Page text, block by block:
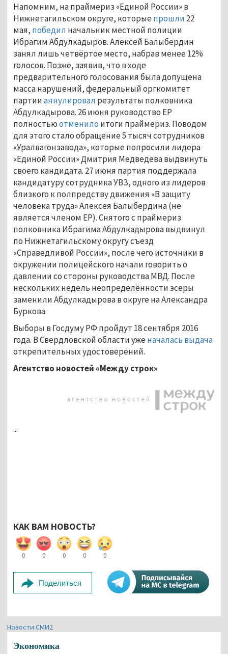
Напомним, на праймериз «Единой России» в
Нижнетагильском округе, которые прошли 22
мая, победил начальник местной полиции
Ибрагим Абдулкадыров. Алексей Балыбердин
занял лишь четвёртое место, набрав менее 12%
голосов. Позже, заявив, что в ходе
предварительного голосования была допущена
масса нарушений, федеральный оргкомитет
партиианнулировал результаты полковника
Абдулкадырова. 26 июня руководство ЕР
полностьюотменило итоги праймериз. Поводом
для этого стало обращение 5 тысяч сотрудников
«Уралвагонзавода», которые попросили лидера
«Единой России» Дмитрия Медведева выдвинуть
своего кандидата. 27 июня партия поддержала
кандидатуру сотрудника УВЗ, одного из лидеров
близкого к полпредству движения «В защиту
человека труда» Алексея Балыбердина (не
является членом ЕР). Снятого с праймериз
полковника Ибрагима Абдулкадырова выдвинул
по Нижнетагильскому округу съезд
«Справедливой России», после чего источники в
окружении полицейского начали говорить о
давлении со стороны руководства МВД. После
нескольких недель неопределённости эсеры
заменили Абдулкадырова в округе на Александра
Буркова.
Выборы в Госдуму РФ пройдут 18 сентября 2016
года. В Свердловской области уже началась выдача
открепительных удостоверений.
Агентство новостей «Между строк»
...
КАК ВАМ НОВОСТЬ?
0 0 0 0 0
Поделиться
Новости СМИ2
Экономика